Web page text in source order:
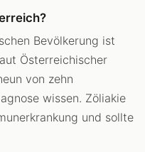
Bevölkerung ist
Österreichischer
von zehn
wissen. Zöliakie
und sollte